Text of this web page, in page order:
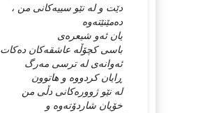
دێت و له‌ نێو سییه‌کانی من ،
ده‌مێنێته‌وه‌
یان ئه‌و شیعره‌ی
باسی کچۆڵه‌ عاشقه‌کان ده‌کات
ئه‌وانه‌ی له‌ ترسی مه‌رگ
ڕایان کردووه‌ و هاتوون
له‌ نێو ژووره‌کانی دڵی من
خۆیان شاردۆته‌وه‌ و